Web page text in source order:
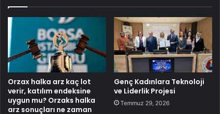
Orzax halka arz kaç lot
verir, katılım endeksine
uygun mu? Orzaks halka
arz sonuçları ne zaman
Genç Kadınlara Teknoloji
ve Liderlik Projesi
Temmuz 29, 2026